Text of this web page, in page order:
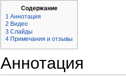
Содержание
1 Аннотация
2 Видео
3 Слайды
4 Примечания и отзывы
Аннотация